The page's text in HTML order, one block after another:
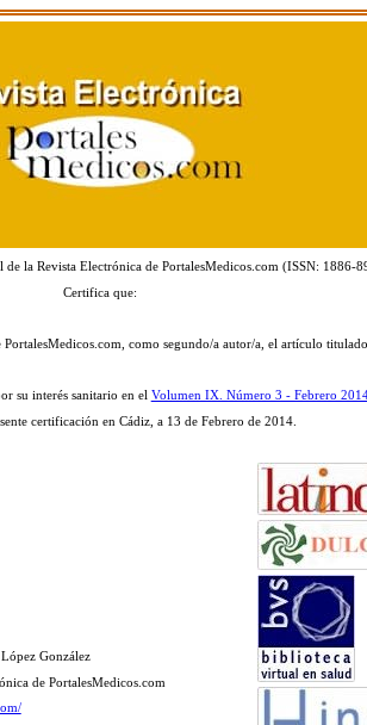
la Revista Electrónica de PortalesMedicos.com (ISSN: 1886-
Certifica que:
como segundo/a autor/a, el artículo
su interés sanitario en el Volumen IX. Número 3 - Febrero
certificación en Cádiz, a 13 de Febrero de 2014.
González
de PortalesMedicos.com